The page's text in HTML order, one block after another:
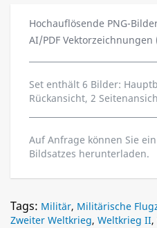
Hochauflösende PNG-
AI/PDF
Set enthält 6 Bilder:
Rückansicht, 2
Auf Anfrage können Sie
Bildsatzes herunterladen.
Tags: Militär, Militärische
Zweiter Weltkrieg, Weltkrieg II,